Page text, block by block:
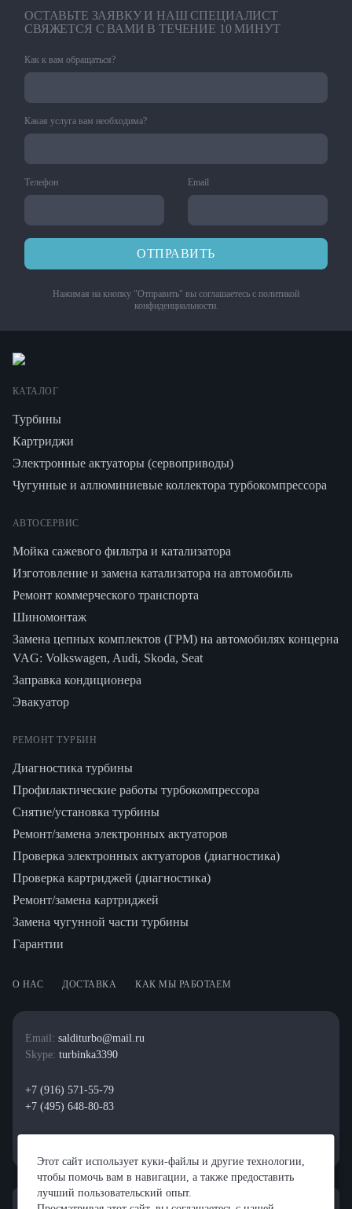
ОСТАВЬТЕ ЗАЯВКУ И НАШ СПЕЦИАЛИСТ
СВЯЖЕТСЯ С ВАМИ В ТЕЧЕНИЕ 10 МИНУТ
Как к вам обращаться?
Какая услуга вам необходима?
Телефон Email
ОТПРАВИТЬ
Нажимая на кнопку "Отправить" вы соглашаетесь с политикой
конфиденциальности.
КАТАЛОГ
Турбины
Картриджи
Электронные актуаторы (сервоприводы)
Чугунные и аллюминиевые коллектора турбокомпрессора
АВТОСЕРВИС
Мойка сажевого фильтра и катализатора
Изготовление и замена катализатора на автомобиль
Ремонт коммерческого транспорта
Шиномонтаж
Замена цепных комплектов (ГРМ) на автомобилях концерна
VAG: Volkswagen, Audi, Skoda, Seat
Заправка кондиционера
Эвакуатор
РЕМОНТ ТУРБИН
Диагностика турбины
Профилактические работы турбокомпрессора
Снятие/установка турбины
Ремонт/замена электронных актуаторов
Проверка электронных актуаторов (диагностика)
Проверка картриджей (диагностика)
Ремонт/замена картриджей
Замена чугунной части турбины
Гарантии
О НАС ДОСТАВКА КАК МЫ РАБОТАЕМ
Email: salditurbo@mail.ru
Skype: turbinka3390
+7 (916) 571-55-79
+7 (495) 648-80-83
Этот сайт использует куки-файлы и другие технологии,
чтобы помочь вам в навигации, а также предоставить
лучший пользовательский опыт.